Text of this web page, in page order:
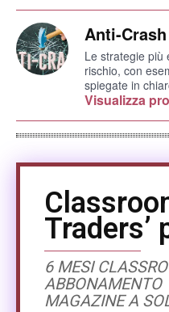
Anti-Crash
Le strategie più
rischio, con
spiegate in
Visualizza
Traders’
6 MESI
ABBONAMENTO
MAGAZINE A